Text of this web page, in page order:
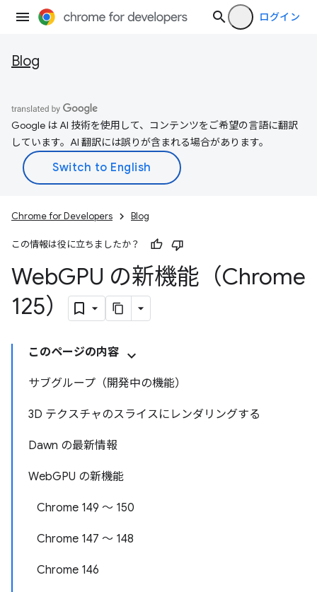
ログイン
Blog
Google は AI 技術を使用して、コンテンツをご希望の言語に翻訳
しています。AI 翻訳には誤りが含まれる場合があります。
Chrome for Developers Blog
この情報は役に立ちましたか？
WebGPU の新機能（Chrome
125）
このページの内容
サブグループ（開発中の機能）
3D テクスチャのスライスにレンダリングする
Dawn の最新情報
WebGPU の新機能
Chrome 149 ～ 150
Chrome 147 ～ 148
Chrome 146